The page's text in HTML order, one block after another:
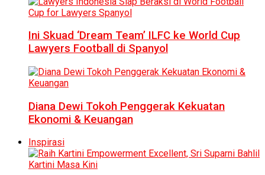
Ini Skuad ‘Dream Team’ ILFC ke World Cup
Lawyers Football di Spanyol
Diana Dewi Tokoh Penggerak Kekuatan
Ekonomi & Keuangan
Inspirasi